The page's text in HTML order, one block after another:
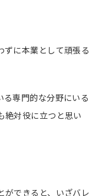
ずに本業として頑張る
る専門的な分野にいる
絶対役に立つと思い
ができると、いざバレ